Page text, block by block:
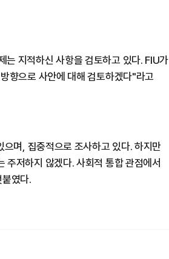
는 지적하신 사항을 검토하고 있다. FIU가
향으로 사안에 대해 검토하겠다"라고
며, 집중적으로 조사하고 있다. 하지만
주저하지 않겠다. 사회적 통합 관점에서
였다.